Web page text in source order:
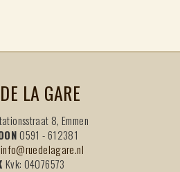
LA GARE
8, Emmen
0591 - 612381
info@ruedelagare.nl
Kvk: 04076573